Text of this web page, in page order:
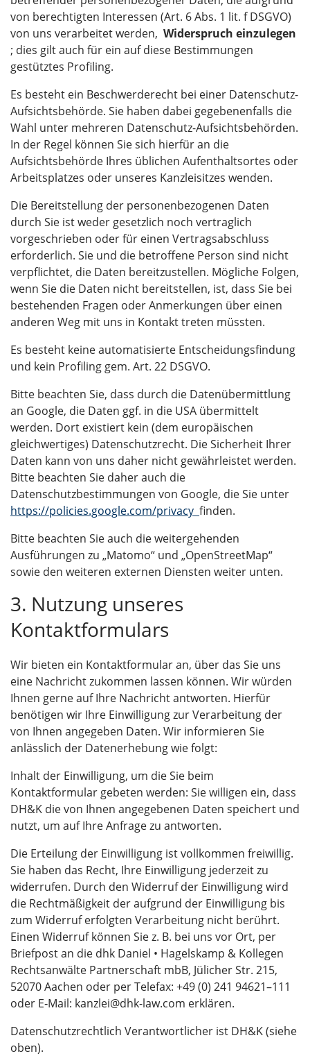
von berechtigten Interessen (Art. 6 Abs. 1 lit. f DSGVO)
von uns verarbeitet werden, Widerspruch einzulegen
; dies gilt auch für ein auf diese Bestimmungen
gestütztes Profiling.
Es besteht ein Beschwerderecht bei einer Datenschutz-
Aufsichtsbehörde. Sie haben dabei gegebenenfalls die
Wahl unter mehreren Datenschutz-Aufsichtsbehörden.
In der Regel können Sie sich hierfür an die
Aufsichtsbehörde Ihres üblichen Aufenthaltsortes oder
Arbeitsplatzes oder unseres Kanzleisitzes wenden.
Die Bereitstellung der personenbezogenen Daten
durch Sie ist weder gesetzlich noch vertraglich
vorgeschrieben oder für einen Vertragsabschluss
erforderlich. Sie und die betroffene Person sind nicht
verpflichtet, die Daten bereitzustellen. Mögliche Folgen,
wenn Sie die Daten nicht bereitstellen, ist, dass Sie bei
bestehenden Fragen oder Anmerkungen über einen
anderen Weg mit uns in Kontakt treten müssten.
Es besteht keine automatisierte Entscheidungsfindung
und kein Profiling gem. Art. 22 DSGVO.
Bitte beachten Sie, dass durch die Datenübermittlung
an Google, die Daten ggf. in die USA übermittelt
werden. Dort existiert kein (dem europäischen
gleichwertiges) Datenschutzrecht. Die Sicherheit Ihrer
Daten kann von uns daher nicht gewährleistet werden.
Bitte beachten Sie daher auch die
Datenschutzbestimmungen von Google, die Sie unter
https://policies.google.com/privacy finden.
Bitte beachten Sie auch die weitergehenden
Ausführungen zu „Matomo“ und „OpenStreetMap“
sowie den weiteren externen Diensten weiter unten.
3. Nutzung unseres
Kontaktformulars
Wir bieten ein Kontaktformular an, über das Sie uns
eine Nachricht zukommen lassen können. Wir würden
Ihnen gerne auf Ihre Nachricht antworten. Hierfür
benötigen wir Ihre Einwilligung zur Verarbeitung der
von Ihnen angegeben Daten. Wir informieren Sie
anlässlich der Datenerhebung wie folgt:
Inhalt der Einwilligung, um die Sie beim
Kontaktformular gebeten werden: Sie willigen ein, dass
DH&K die von Ihnen angegebenen Daten speichert und
nutzt, um auf Ihre Anfrage zu antworten.
Die Erteilung der Einwilligung ist vollkommen freiwillig.
Sie haben das Recht, Ihre Einwilligung jederzeit zu
widerrufen. Durch den Widerruf der Einwilligung wird
die Rechtmäßigkeit der aufgrund der Einwilligung bis
zum Widerruf erfolgten Verarbeitung nicht berührt.
Einen Widerruf können Sie z. B. bei uns vor Ort, per
Briefpost an die dhk Daniel • Hagelskamp & Kollegen
Rechtsanwälte Partnerschaft mbB, Jülicher Str. 215,
52070 Aachen oder per Telefax: +49 (0) 241 94621–111
oder E‑Mail: kanzlei@dhk-law.com erklären.
Datenschutzrechtlich Verantwortlicher ist DH&K (siehe
oben).